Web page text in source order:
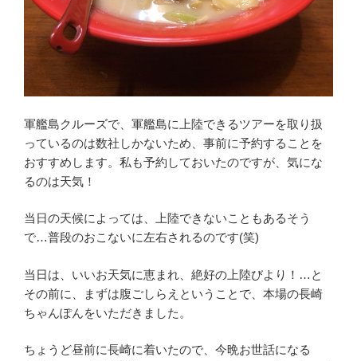
軍艦島クルーズで、軍艦島に上陸できるツアーを取り扱
っているのは数社しかないため、事前に予約することを
おすすめします。私も予約しておいたのですが、気にな
るのは天気！
当日の天候によっては、上陸できないこともあるそう
で…普段のおこないに左右されるのです(笑)
当日は、いいお天気に恵まれ、絶好の上陸びより！…と
その前に、まずは腹ごしらえということで、本場の長崎
ちゃんぽんをいただきました。
ちょうど昼前に長崎に着いたので、今晩お世話になる